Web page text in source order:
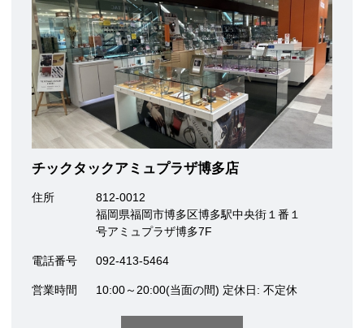
チックタックアミュプラザ博多店
住所
812-0012
福岡県福岡市博多区博多駅中央街１番１
号アミュプラザ博多7F
電話番号 092-413-5464
営業時間 10:00～20:00(当面の間) 定休日: 不定休